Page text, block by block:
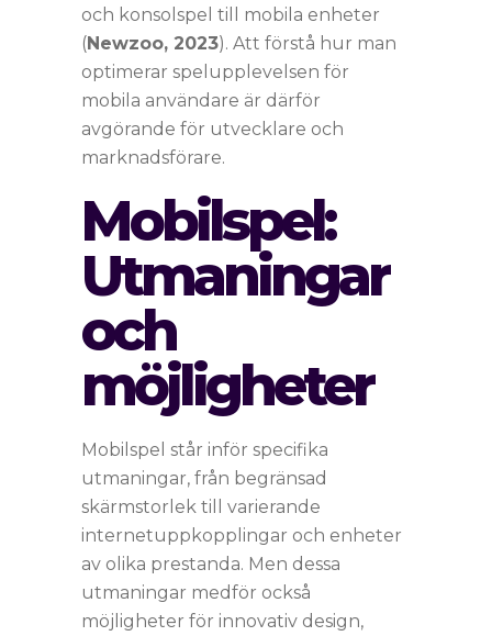
och konsolspel till mobila enheter
(Newzoo, 2023). Att förstå hur man
optimerar spelupplevelsen för
mobila användare är därför
avgörande för utvecklare och
marknadsförare.
Mobilspel:
Utmaningar
och
möjligheter
Mobilspel står inför specifika
utmaningar, från begränsad
skärmstorlek till varierande
internetuppkopplingar och enheter
av olika prestanda. Men dessa
utmaningar medför också
möjligheter för innovativ design,